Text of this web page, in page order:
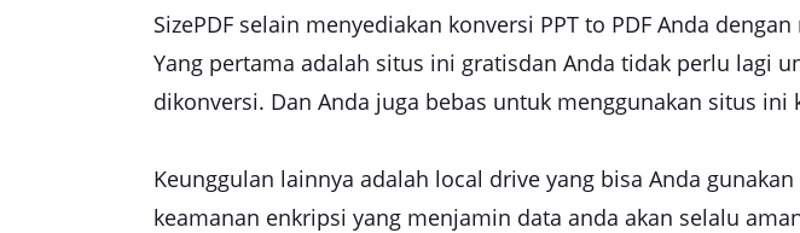
SizePDF selain menyediakan konversi PPT to PDF Anda
Yang pertama adalah situs ini gratisdan Anda tidak perlu lagi
dikonversi. Dan Anda juga bebas untuk menggunakan situs ini
Keunggulan lainnya adalah local drive yang bisa Anda
keamanan enkripsi yang menjamin data anda akan selalu